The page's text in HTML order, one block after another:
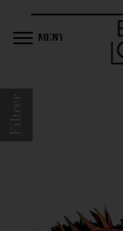
MENY
Filtrer